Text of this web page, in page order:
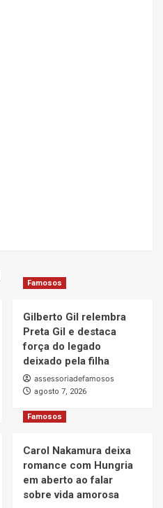
Famosos
Gilberto Gil relembra
Preta Gil e destaca
força do legado
deixado pela filha
assessoriadefamosos
agosto 7, 2026
Famosos
Carol Nakamura deixa
romance com Hungria
em aberto ao falar
sobre vida amorosa